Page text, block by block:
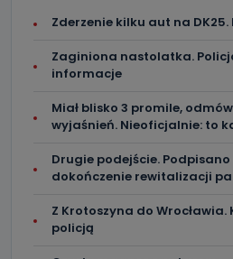
Zderzenie kilku aut na DK25.
Zaginiona nastolatka.
informacje
Miał blisko 3 promile,
wyjaśnień. Nieoficjalnie: to
Drugie podejście.
dokończenie rewitalizacji
Z Krotoszyna do
policją